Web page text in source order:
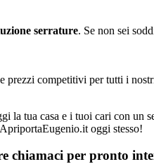
serrature. Se non sei
prezzi competitivi per tutti i
la tua casa e i tuoi cari con un
oggi stesso!
chiamaci per pronto